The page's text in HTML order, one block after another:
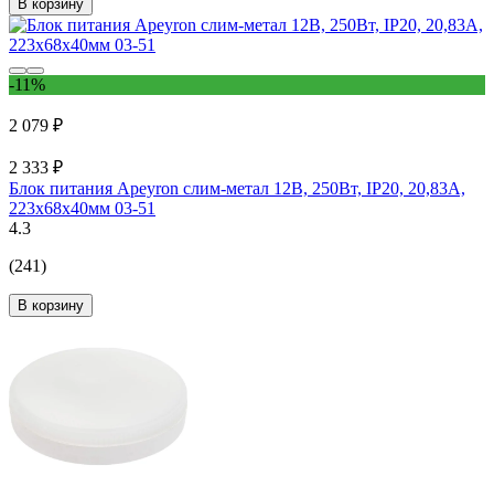
В корзину
-11%
2 079 ₽
2 333 ₽
Блок питания Apeyron слим-метал 12В, 250Вт, IP20, 20,83А,
223х68х40мм 03-51
4.3
(241)
В корзину